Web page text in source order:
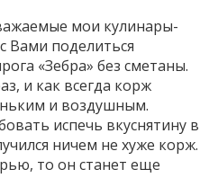
мои кулинары-
Вами поделиться
«Зебра» без сметаны.
и как всегда корж
и воздушным.
испечь вкуснятину в
ничем не хуже корж.
то он станет еще